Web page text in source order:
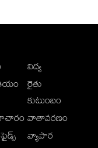
విద్య
రైతు
కుటుంబం
వాతావరణం
వ్యాపార